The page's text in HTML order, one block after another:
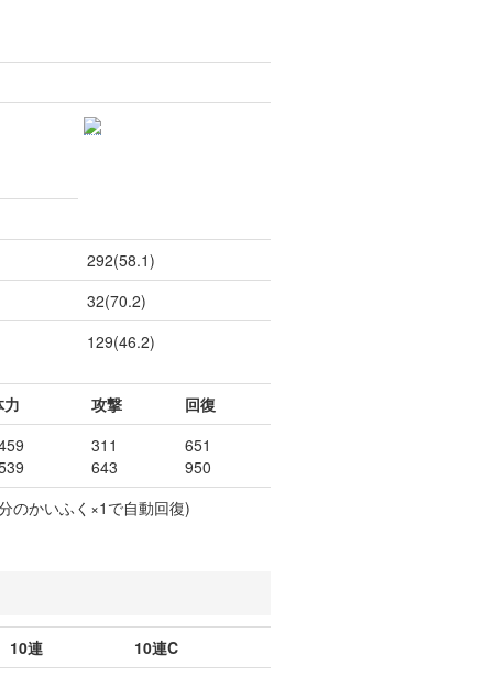
292(58.1)
32(70.2)
129(46.2)
力 攻撃
回復
311
643
651
950
のかいふく×1で自動回復)
10連
10連C